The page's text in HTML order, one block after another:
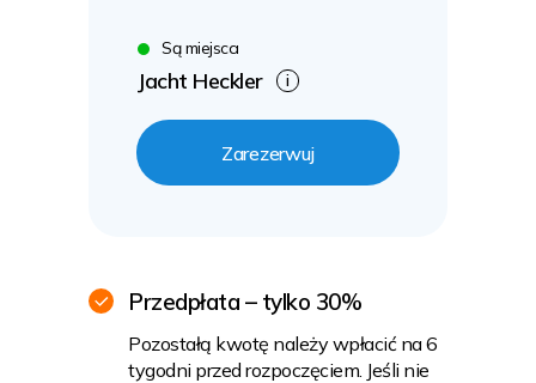
Przedpłata – tylko 30%
Pozostałą kwotę należy wpłacić na 6
tygodni przed rozpoczęciem. Jeśli nie
Zarezerwuj
Są miejsca
Jacht Heckler i